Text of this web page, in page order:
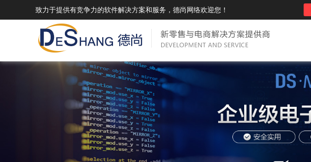
致力于提供有竞争力的软件解决方案和服务，德尚网络欢迎您！
DSMall Pro(多运营平台)
DSMall Pro功能列表
DSMall Pro支持商城购物，外卖，上门
服务，短视频等功能。
DSMall Pro使用手册
DSMall功能列表
系统支持平台自营、分销、拼团、限时
折扣、优惠套装、微信、小程序等
DSMall使用手册